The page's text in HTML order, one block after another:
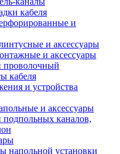
кабеля
и
и аксессуары
и аксессуары
проволочный
кабеля
и устройства
и аксессуары
каналов,
напольной установки